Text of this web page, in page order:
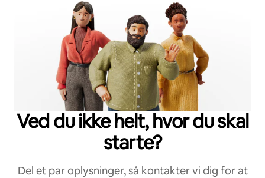
Ved du ikke helt, hvor du skal
starte?
Del et par oplysninger, så kontakter vi dig for at